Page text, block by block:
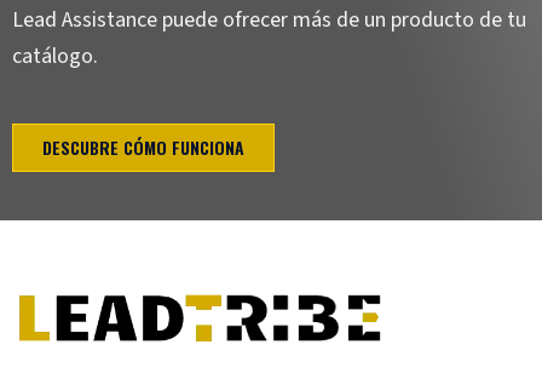
Lead Assistance puede ofrecer más de un producto de tu
catálogo.
DESCUBRE CÓMO FUNCIONA